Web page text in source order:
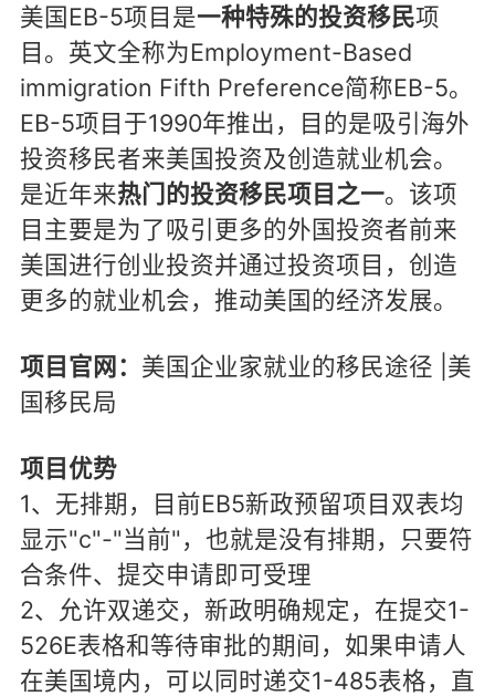
美国EB-5项目是一种特殊的投资移民项
目。英文全称为Employment-Based
immigration Fifth Preference简称EB-5。
EB-5项目于1990年推出，目的是吸引海外
投资移民者来美国投资及创造就业机会。
是近年来热门的投资移民项目之一。该项
目主要是为了吸引更多的外国投资者前来
美国进行创业投资并通过投资项目，创造
更多的就业机会，推动美国的经济发展。
项目官网： 美国企业家就业的移民途径 |美
国移民局
项目优势
1、无排期，目前EB5新政预留项目双表均
显示"c"-"当前"，也就是没有排期，只要符
合条件、提交申请即可受理
2、允许双递交，新政明确规定，在提交1-
526E表格和等待审批的期间，如果申请人
在美国境内，可以同时递交1-485表格，直